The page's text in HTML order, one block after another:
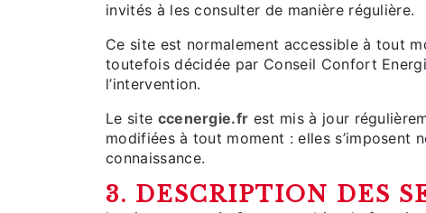
invités à les consulter de manière régulière.
Ce site est normalement accessible à tout
toutefois décidée par Conseil Confort
l’intervention.
Le site ccenergie.fr est mis à jour
modifiées à tout moment : elles s’imposent
connaissance.
3. DESCRIPTION DES